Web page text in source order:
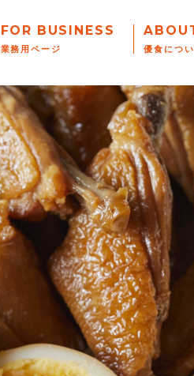
FOR BUSINESS
業務用ページ 優食につ